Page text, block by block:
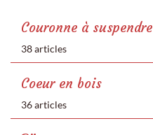
Couronne à suspendre
38 articles
Coeur en bois
36 articles